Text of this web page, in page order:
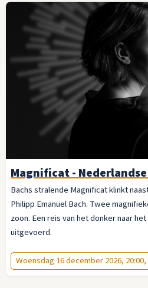
Magnificat -
Bachs stralende Magnificat klinkt
Philipp Emanuel Bach. Twee
zoon. Een reis van het donker naar
uitgevoerd.
Woensdag 16 december 2026, 20:00,